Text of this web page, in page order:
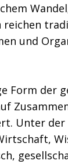
und
Form der
Unter